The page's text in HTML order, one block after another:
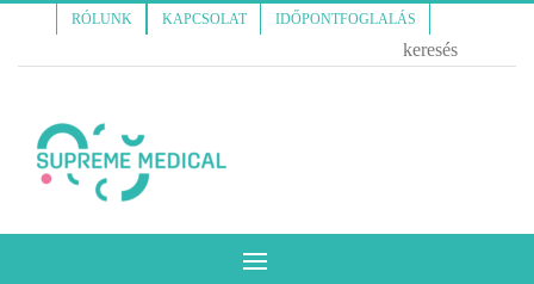
RÓLUNK KAPCSOLAT IDŐPONTFOGLALÁS